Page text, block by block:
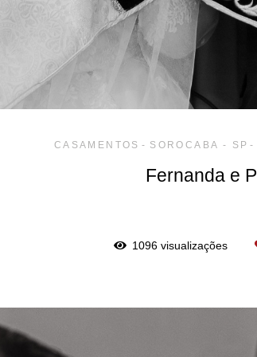
CASAMENTOS SOROCABA - SP
Fernanda e
1096 visualizações